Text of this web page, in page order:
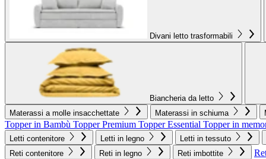
Divani letto trasformabili
Biancheria da letto
Materassi a molle insacchettate
Materassi in schiuma
Topper in Bambù Topper Premium Topper Essential Topper in
Letti contenitore Letti in legno Letti in tessuto
Reti contenitore Reti in legno Reti imbottite